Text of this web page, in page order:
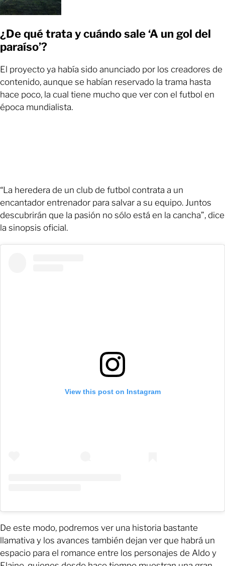
¿De qué trata y cuándo sale ‘A un gol del
paraíso’?
El proyecto ya había sido anunciado por los creadores de
contenido, aunque se habían reservado la trama hasta
hace poco, la cual tiene mucho que ver con el futbol en
época mundialista.
“La heredera de un club de futbol contrata a un
encantador entrenador para salvar a su equipo. Juntos
descubrirán que la pasión no sólo está en la cancha”, dice
la sinopsis oficial.
View this post on Instagram
De este modo, podremos ver una historia bastante
llamativa y los avances también dejan ver que habrá un
espacio para el romance entre los personajes de Aldo y